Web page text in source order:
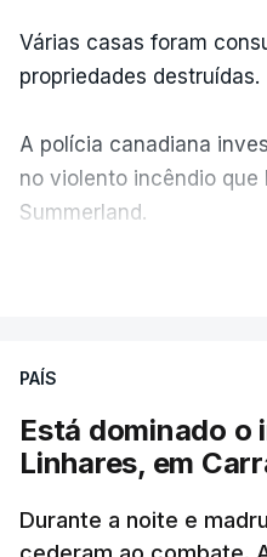
Várias casas foram
propriedades destruídas.
A polícia canadiana
no violento incêndio que
Summerland.
ERRO100
ERROR ON
ESTE CONTEÚDO
PAÍS
Está dominado o
Linhares, em
Durante a noite e